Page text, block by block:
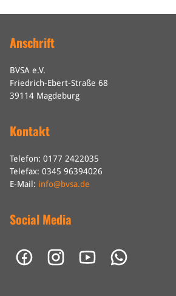
Anschrift
BVSA e.V.
Friedrich-Ebert-Straße 68
39114 Magdeburg
Kontakt
Telefon: 0177 2422035
Telefax: 0345 96394026
E-Mail: info@bvsa.de
Social Media